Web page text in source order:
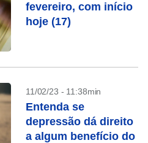
fevereiro, com início
hoje (17)
11/02/23 - 11:38min
Entenda se
depressão dá direito
a algum benefício do